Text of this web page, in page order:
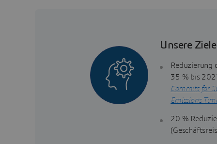
Unsere Ziele
Reduzierung
35 % bis
Commits for
Emissions
20 %